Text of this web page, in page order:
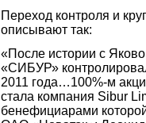
Переход контроля и
описывают так:
«После истории с
«СИБУР»
2011 года…100%-м
стала компания Sibur
бенефициарами